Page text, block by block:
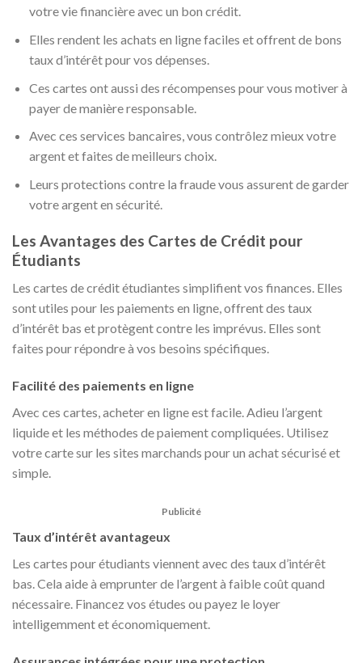
votre vie financière avec un bon crédit.
Elles rendent les achats en ligne faciles et offrent de bons
taux d’intérêt pour vos dépenses.
Ces cartes ont aussi des récompenses pour vous motiver à
payer de manière responsable.
Avec ces services bancaires, vous contrôlez mieux votre
argent et faites de meilleurs choix.
Leurs protections contre la fraude vous assurent de garder
votre argent en sécurité.
Les Avantages des Cartes de Crédit pour
Étudiants
Les cartes de crédit étudiantes simplifient vos finances. Elles
sont utiles pour les paiements en ligne, offrent des taux
d’intérêt bas et protègent contre les imprévus. Elles sont
faites pour répondre à vos besoins spécifiques.
Facilité des paiements en ligne
Avec ces cartes, acheter en ligne est facile. Adieu l’argent
liquide et les méthodes de paiement compliquées. Utilisez
votre carte sur les sites marchands pour un achat sécurisé et
simple.
Publicité
Taux d’intérêt avantageux
Les cartes pour étudiants viennent avec des taux d’intérêt
bas. Cela aide à emprunter de l’argent à faible coût quand
nécessaire. Financez vos études ou payez le loyer
intelligemment et économiquement.